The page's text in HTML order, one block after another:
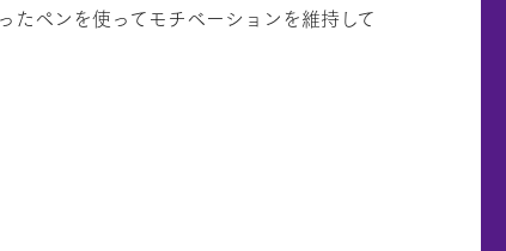
たペンを使ってモチベーションを維持して